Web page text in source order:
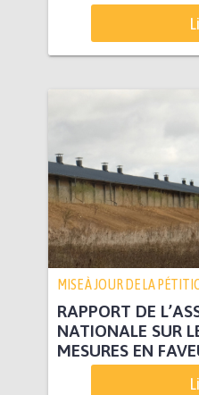
MISE À JOUR DE LA
RAPPORT DE
NATIONALE SUR
MESURES EN